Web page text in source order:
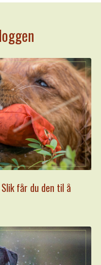
får du den til å